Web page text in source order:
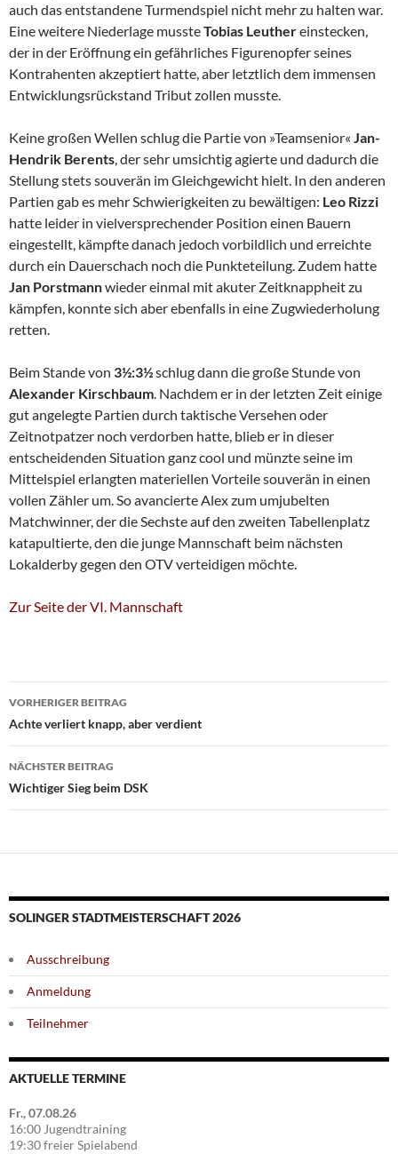
auch das entstandene Turmendspiel nicht mehr zu halten war.
Eine weitere Niederlage mussteTobias Leuthereinstecken,
der in der Eröffnung ein gefährliches Figurenopfer seines
Kontrahenten akzeptiert hatte, aber letztlich dem immensen
Entwicklungsrückstand Tribut zollen musste.
Keine großen Wellen schlug die Partie von »Teamsenior« Jan-
Hendrik Berents, der sehr umsichtig agierte und dadurch die
Stellung stets souverän im Gleichgewicht hielt. In den anderen
Partien gab es mehr Schwierigkeiten zu bewältigen: Leo Rizzi
hatte leider in vielversprechender Position einen Bauern
eingestellt, kämpfte danach jedoch vorbildlich und erreichte
durch ein Dauerschach noch die Punkteteilung. Zudem hatte
Jan Porstmannwieder einmal mit akuter Zeitknappheit zu
kämpfen, konnte sich aber ebenfalls in eine Zugwiederholung
retten.
Beim Stande von 3½:3½schlug dann die große Stunde von
Alexander Kirschbaum. Nachdem er in der letzten Zeit einige
gut angelegte Partien durch taktische Versehen oder
Zeitnotpatzer noch verdorben hatte, blieb er in dieser
entscheidenden Situation ganz cool und münzte seine im
Mittelspiel erlangten materiellen Vorteile souverän in einen
vollen Zähler um. So avancierte Alex zum umjubelten
Matchwinner, der die Sechste auf den zweiten Tabellenplatz
katapultierte, den die junge Mannschaft beim nächsten
Lokalderby gegen den OTV verteidigen möchte.
Zur Seite der VI. Mannschaft
Beitragsnavigation
VORHERIGER BEITRAG
Achte verliert knapp, aber verdient
NÄCHSTER BEITRAG
Wichtiger Sieg beim DSK
SOLINGER STADTMEISTERSCHAFT 2026
Ausschreibung
Anmeldung
Teilnehmer
AKTUELLE TERMINE
Fr., 07.08.26
16:00 Jugendtraining
19:30 freier Spielabend